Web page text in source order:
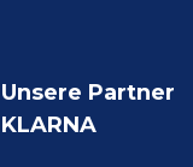
Unsere Partner
KLARNA